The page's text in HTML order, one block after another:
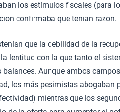
los estímulos fiscales (para
confirmaba que tenían razón.
que la debilidad de la
lentitud con la que tanto el
Aunque ambos
los más pesimistas abogaban
mientras que los